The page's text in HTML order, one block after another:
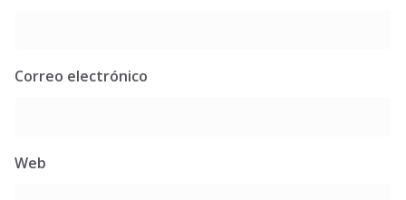
Correo electrónico
Web